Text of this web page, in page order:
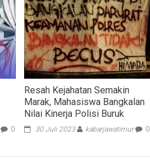
0
Resah Kejahatan Semakin
Marak, Mahasiswa Bangkalan
Nilai Kinerja Polisi Buruk
30 Juli 2023 kabarjawatimur 0